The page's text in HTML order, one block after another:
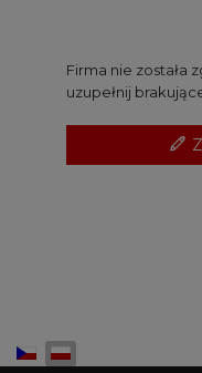
Firma nie została
uzupełnij
Wybierz swój język